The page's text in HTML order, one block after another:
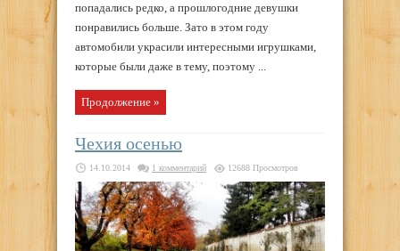
попадались редко, а прошлогодние девушки
понравились больше. Зато в этом году
автомобили украсили интересными игрушками,
которые были даже в тему, поэтому ...
Продолжение »
Чехия осенью
14.10.2014 1 комментарий 12688 Просмотров